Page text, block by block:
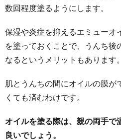
数回程度塗るようにします。
保湿や炎症を抑えるエミューオ
を塗っておくことで、うんち後
なるというメリットもあります。
肌とうんちの間にオイルの膜が
くても済むわけです。
オイルを塗る際は、親の両手で
良いでしょう。